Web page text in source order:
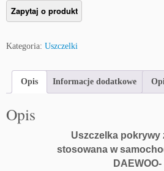
ć
s
l
Kategoria: Uszczelki
Opis Informacje dodatkowe
Opis
Uszczelka pokrywy
stosowana w
DAEWOO-